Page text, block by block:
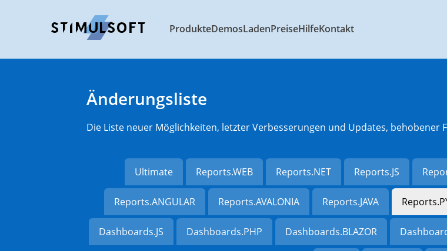
ProdukteDemosLadenPreiseHilfeKontakt
Änderungsliste
Die Liste neuer Möglichkeiten, letzter Verbesserungen und Updates, behobener
Ultimate Reports.WEB Reports.NET Reports.JS
Reports.ANGULAR Reports.AVALONIA Reports.JAVA
Dashboards.JS Dashboards.PHP Dashboards.BLAZOR